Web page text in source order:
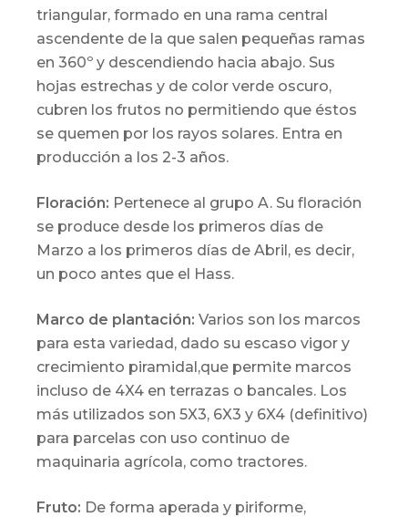
triangular, formado en una rama central
ascendente de la que salen pequeñas ramas
en 360º y descendiendo hacia abajo. Sus
hojas estrechas y de color verde oscuro,
cubren los frutos no permitiendo que éstos
se quemen por los rayos solares. Entra en
producción a los 2-3 años.
Floración: Pertenece al grupo A. Su floración
se produce desde los primeros días de
Marzo a los primeros días de Abril, es decir,
un poco antes que el Hass.
Marco de plantación: Varios son los marcos
para esta variedad, dado su escaso vigor y
crecimiento piramidal,que permite marcos
incluso de 4X4 en terrazas o bancales. Los
más utilizados son 5X3, 6X3 y 6X4 (definitivo)
para parcelas con uso continuo de
maquinaria agrícola, como tractores.
Fruto: De forma aperada y piriforme,